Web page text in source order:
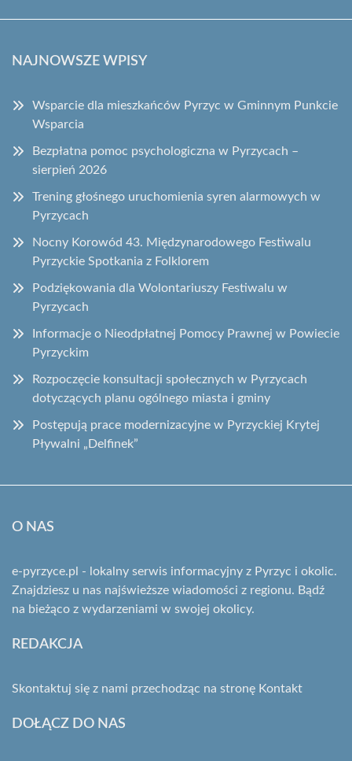
NAJNOWSZE WPISY
Wsparcie dla mieszkańców Pyrzyc w Gminnym Punkcie
Wsparcia
Bezpłatna pomoc psychologiczna w Pyrzycach –
sierpień 2026
Trening głośnego uruchomienia syren alarmowych w
Pyrzycach
Nocny Korowód 43. Międzynarodowego Festiwalu
Pyrzyckie Spotkania z Folklorem
Podziękowania dla Wolontariuszy Festiwalu w
Pyrzycach
Informacje o Nieodpłatnej Pomocy Prawnej w Powiecie
Pyrzyckim
Rozpoczęcie konsultacji społecznych w Pyrzycach
dotyczących planu ogólnego miasta i gminy
Postępują prace modernizacyjne w Pyrzyckiej Krytej
Pływalni „Delfinek”
O NAS
e-pyrzyce.pl - lokalny serwis informacyjny z Pyrzyc i okolic.
Znajdziesz u nas najświeższe wiadomości z regionu. Bądź
na bieżąco z wydarzeniami w swojej okolicy.
REDAKCJA
Skontaktuj się z nami przechodząc na stronę Kontakt
DOŁĄCZ DO NAS